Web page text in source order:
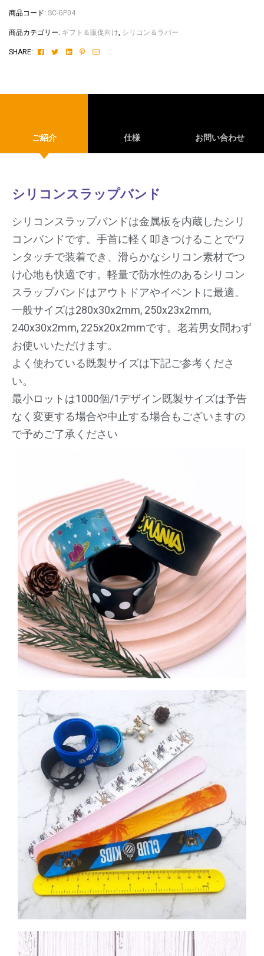
商品コード: SC-GP04
商品カテゴリー: ギフト＆販促向け シリコン＆ラバー
SHARE: FacebookTwitterLinkedinPinterest
Email
ご紹介 仕様 お問い合わせ
シリコンスラップバンド
シリコンスラップバンドは金属板を内蔵したシリ
コンバンドです。手首に軽く叩きつけることでワ
ンタッチで装着でき、滑らかなシリコン素材でつ
け心地も快適です。軽量で防水性のあるシリコン
スラップバンドはアウトドアやイベントに最適。
一般サイズは280x30x2mm, 250x23x2mm,
240x30x2mm, 225x20x2mmです。老若男女問わず
お使いいただけます。
よく使わている既製サイズは下記ご参考くださ
い。
最小ロットは1000個/1デザイン既製サイズは予告
なく変更する場合や中止する場合もございますの
で予めご了承ください